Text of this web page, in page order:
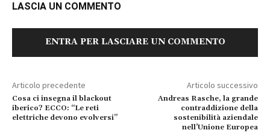
LASCIA UN COMMENTO
ENTRA PER LASCIARE UN COMMENTO
Articolo precedente
Cosa ci insegna il blackout
iberico? ECCO: “Le reti
elettriche devono evolversi”
Articolo successivo
Andreas Rasche, la grande
contraddizione della
sostenibilità aziendale
nell’Unione Europea